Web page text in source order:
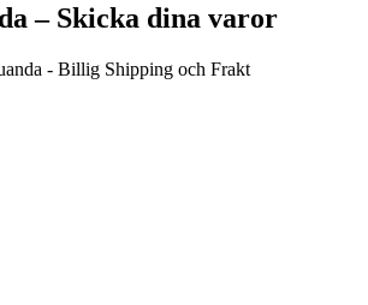
– Skicka dina varor